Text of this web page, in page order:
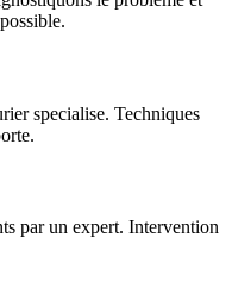
specialise. Techniques
par un expert. Intervention